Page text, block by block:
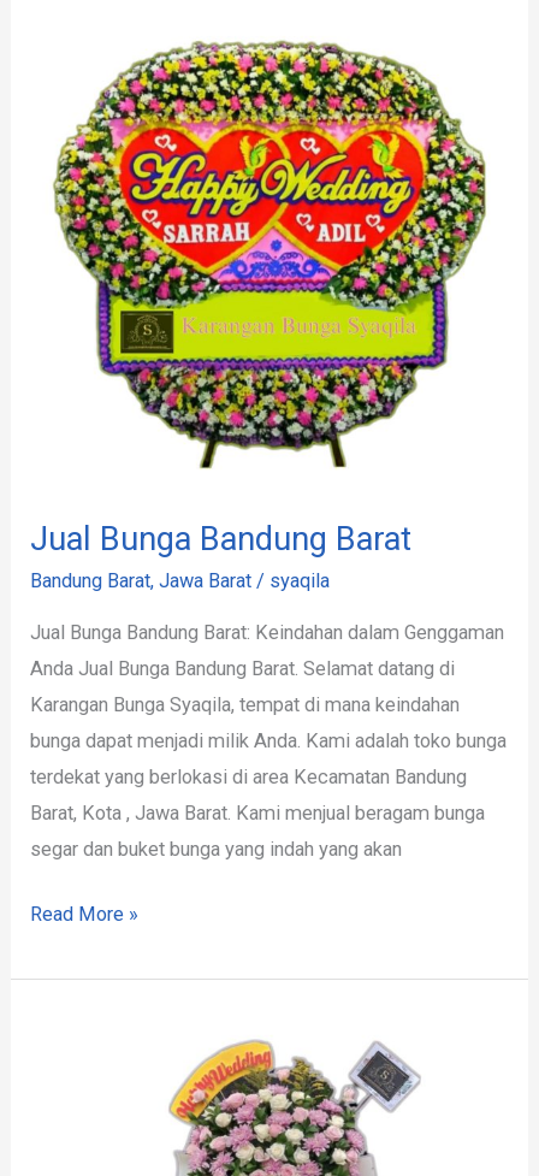
Jual Bunga Bandung Barat
Bandung Barat,Jawa Barat / syaqila
Jual Bunga Bandung Barat: Keindahan dalam Genggaman
Anda Jual Bunga Bandung Barat. Selamat datang di
Karangan Bunga Syaqila, tempat di mana keindahan
bunga dapat menjadi milik Anda. Kami adalah toko bunga
terdekat yang berlokasi di area Kecamatan Bandung
Barat, Kota , Jawa Barat. Kami menjual beragam bunga
segar dan buket bunga yang indah yang akan
Bandung
Barat
Read More »